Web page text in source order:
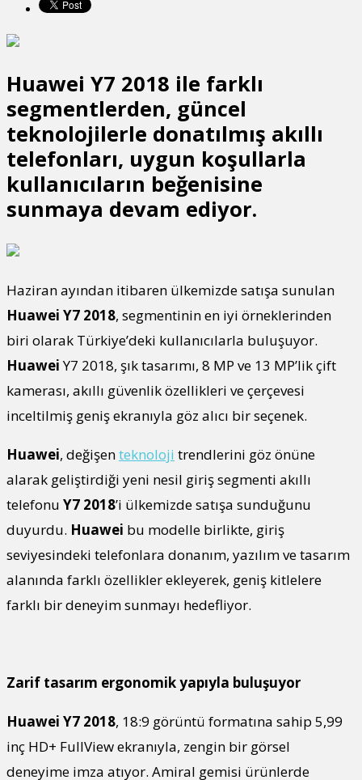
Huawei Y7 2018 ile farklı
segmentlerden, güncel
teknolojilerle donatılmış akıllı
telefonları, uygun koşullarla
kullanıcıların beğenisine
sunmaya devam ediyor.
Haziran ayından itibaren ülkemizde satışa sunulan
Huawei Y7 2018, segmentinin en iyi örneklerinden
biri olarak Türkiye’deki kullanıcılarla buluşuyor.
HuaweiY7 2018, şık tasarımı, 8 MP ve 13 MP’lik çift
kamerası, akıllı güvenlik özellikleri ve çerçevesi
inceltilmiş geniş ekranıyla göz alıcı bir seçenek.
Huawei, değişenteknoloji trendlerini göz önüne
alarak geliştirdiği yeni nesil giriş segmenti akıllı
telefonu Y7 2018’i ülkemizde satışa sunduğunu
duyurdu. Huawei bu modelle birlikte, giriş
seviyesindeki telefonlara donanım, yazılım ve tasarım
alanında farklı özellikler ekleyerek, geniş kitlelere
farklı bir deneyim sunmayı hedefliyor.
Zarif tasarım ergonomik yapıyla buluşuyor
Huawei Y7 2018, 18:9 görüntü formatına sahip 5,99
inç HD+ FullView ekranıyla, zengin bir görsel
deneyime imza atıyor. Amiral gemisi ürünlerde